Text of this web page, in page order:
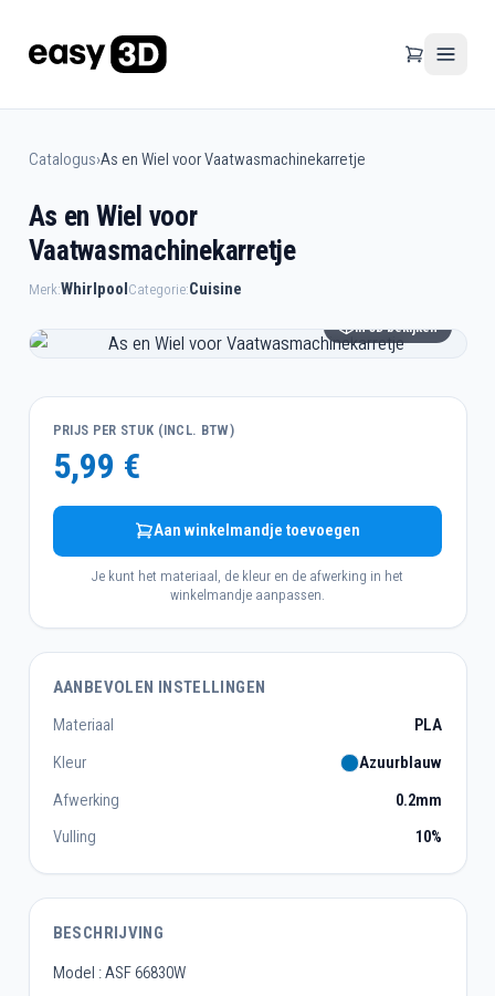
Catalogus›As en Wiel voor Vaatwasmachinekarretje
As en Wiel voor
Vaatwasmachinekarretje
Merk:WhirlpoolCategorie:Cuisine
In 3D bekijken
PRIJS PER STUK (INCL. BTW)
5,99 €
Aan winkelmandje toevoegen
Je kunt het materiaal, de kleur en de afwerking in het
winkelmandje aanpassen.
AANBEVOLEN INSTELLINGEN
Materiaal
PLA
Kleur
Azuurblauw
Afwerking
0.2mm
Vulling
10%
BESCHRIJVING
Model : ASF 66830W